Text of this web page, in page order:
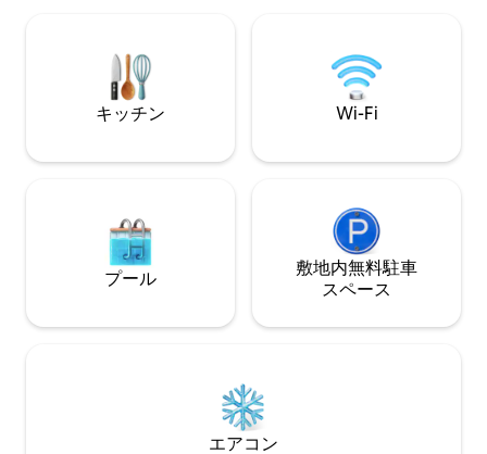
ただけます。ホストはSerenity
Guesthouseの車道の向こう側に住んでい
ます。町から車で10分。
トンの旧市街など
設は、ニューオー
キッチン Wi-Fi
プール
敷地内無料駐⁠車
ス⁠ペ⁠ー⁠ス
エアコン